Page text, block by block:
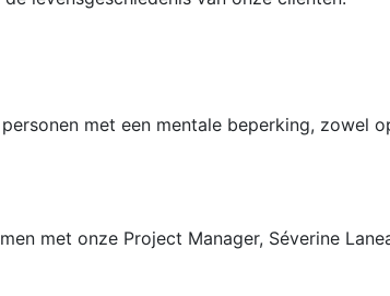
met een mentale beperking, zowel
met onze Project Manager, Séverine